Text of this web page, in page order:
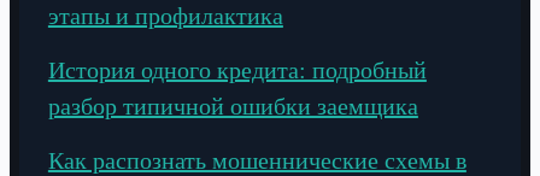
этапы и профилактика
История одного кредита: подробный
разбор типичной ошибки заемщика
Как распознать мошеннические схемы в